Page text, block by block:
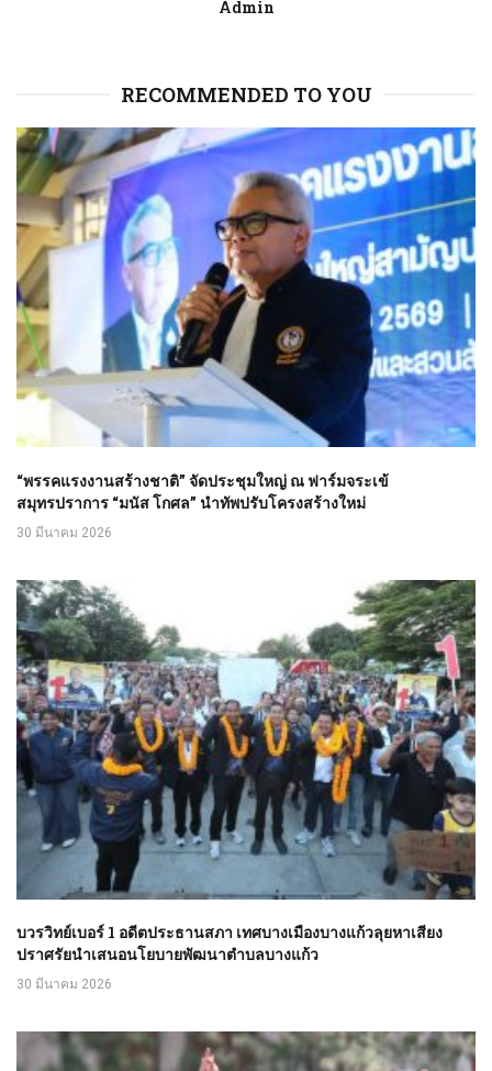
Admin
RECOMMENDED TO YOU
“พรรคแรงงานสร้างชาติ” จัดประชุมใหญ่ ณ ฟาร์มจระเข้
สมุทรปราการ “มนัส โกศล” นำทัพปรับโครงสร้างใหม่
30 มีนาคม 2026
บวรวิทย์เบอร์ 1 อดีตประธานสภา เทศบางเมืองบางแก้วลุยหาเสียง
ปราศรัยนําเสนอนโยบายพัฒนาตําบลบางแก้ว
30 มีนาคม 2026